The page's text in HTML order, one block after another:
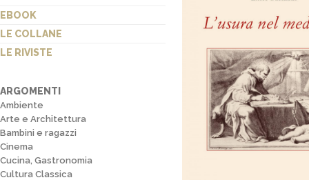
EBOOK
LE COLLANE
LE RIVISTE
ARGOMENTI
Ambiente
Arte e Architettura
Bambini e ragazzi
Cinema
Cucina, Gastronomia
Cultura Classica